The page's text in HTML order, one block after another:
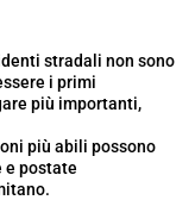
stradali non sono
i primi
più importanti,
più abili possono
e postate